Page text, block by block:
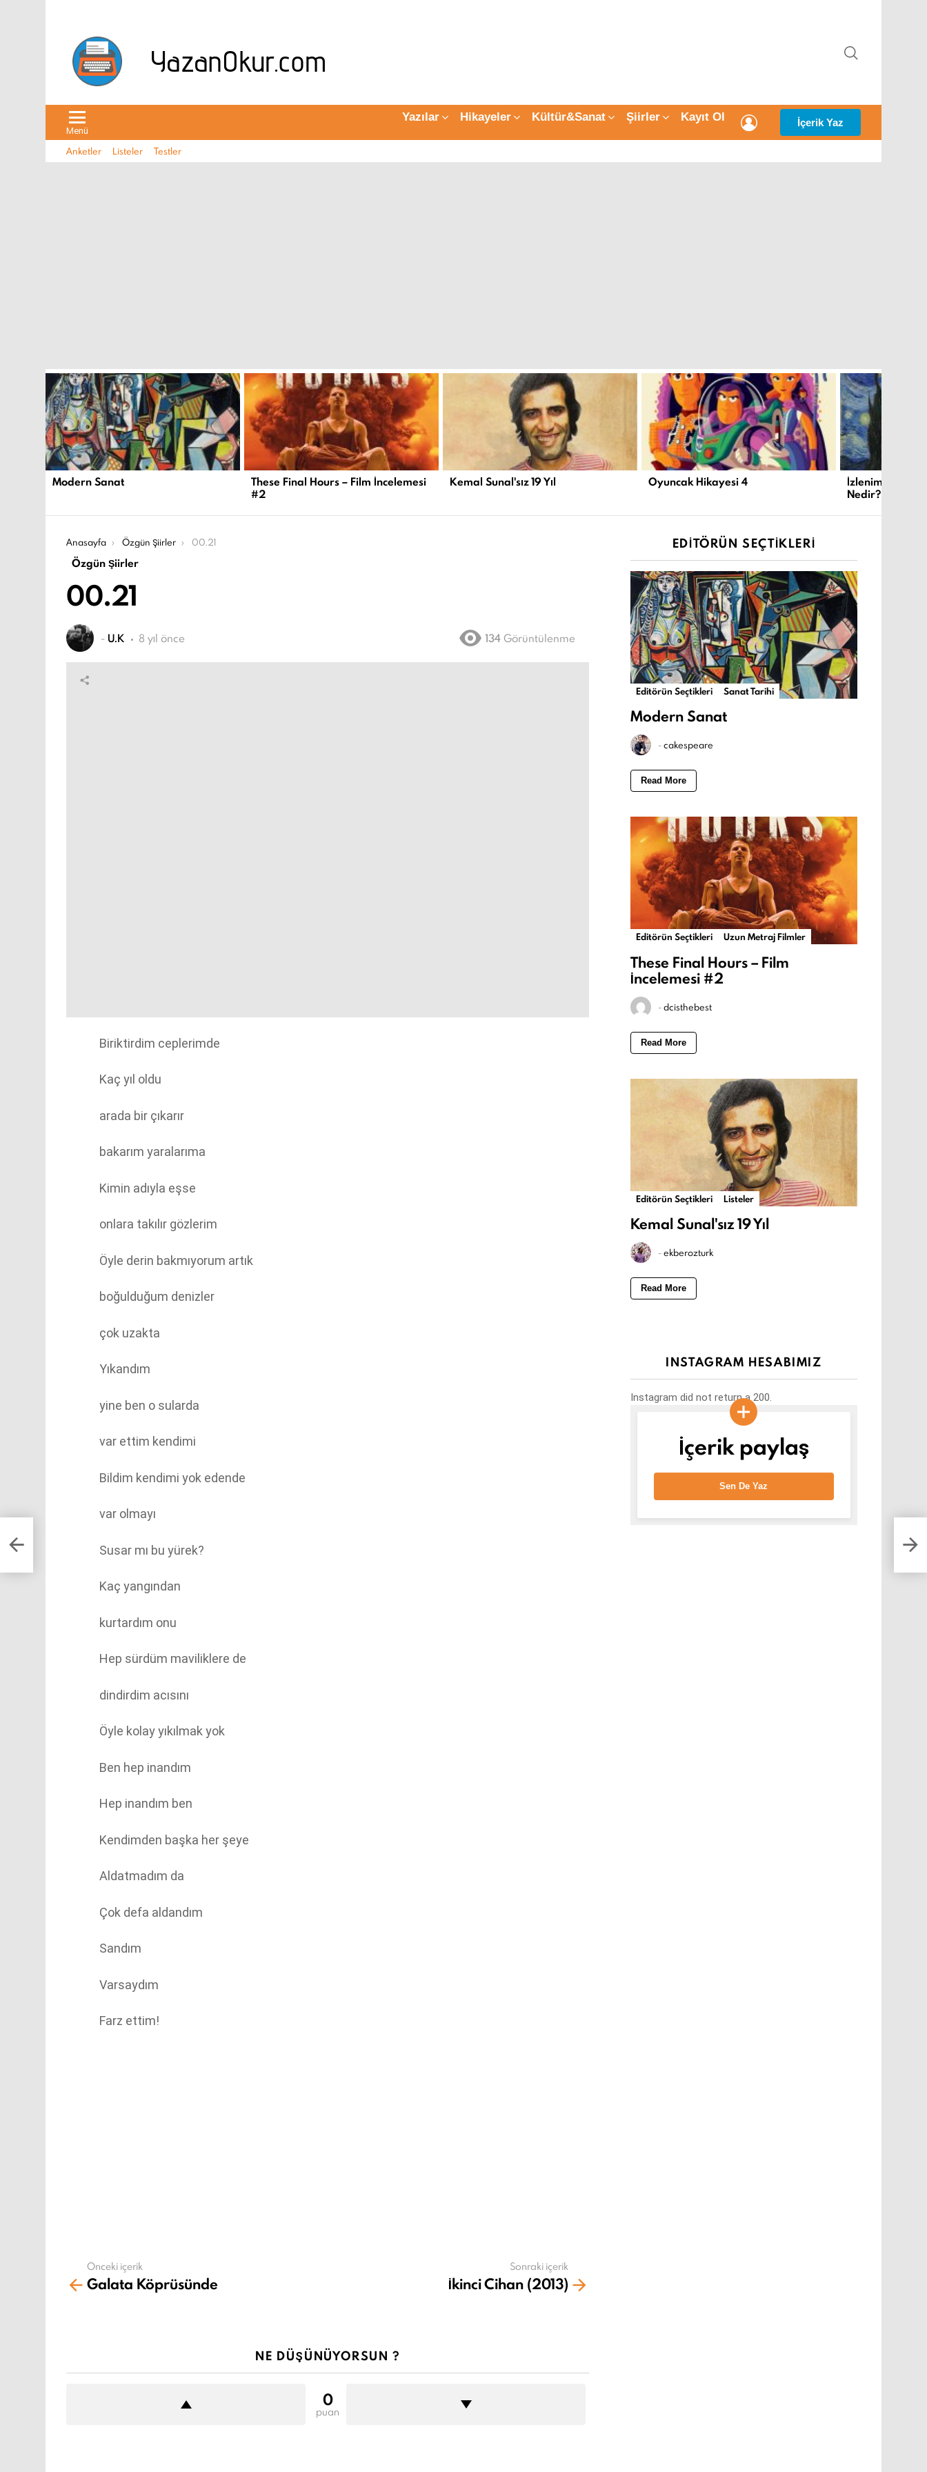
Menü
Yazılar Hikayeler Kültür&Sanat Şiirler Kayıt Ol İçerik Yaz
Anketler Listeler Testler
EN
YENI
İÇERIKLER
Modern Sanat
These Final Hours – Film İncelemesi
#2
Kemal Sunal'sız 19 Yıl Oyuncak Hikayesi 4
İzlenimcilik
Nedir?
Şu an buradasın:
Anasayfa Özgün Şiirler 00.21
Özgün Şiirler
00.21
- U.K 8 yıl önce 134 Görüntülenme
Biriktirdim ceplerimde
Kaç yıl oldu
arada bir çıkarır
bakarım yaralarıma
Kimin adıyla eşse
onlara takılır gözlerim
Öyle derin bakmıyorum artık
boğulduğum denizler
çok uzakta
Yıkandım
yine ben o sularda
var ettim kendimi
Bildim kendimi yok edende
var olmayı
Susar mı bu yürek?
Kaç yangından
kurtardım onu
Hep sürdüm maviliklere de
dindirdim acısını
Öyle kolay yıkılmak yok
Ben hep inandım
Hep inandım ben
Kendimden başka her şeye
Aldatmadım da
Çok defa aldandım
Sandım
Varsaydım
Farz ettim!
Daha
fazla
Önceki içerik
Galata Köprüsünde
Sonraki içerik
İkinci Cihan (2013)
NE DÜŞÜNÜYORSUN ?
0
puan
EDITÖRÜN SEÇTIKLERI
Editörün Seçtikleri Sanat Tarihi
Modern Sanat
-cakespeare
Read More
Editörün Seçtikleri Uzun Metraj Filmler
These Final Hours – Film
İncelemesi #2
-dcisthebest
Read More
Editörün Seçtikleri Listeler
Kemal Sunal'sız 19 Yıl
-ekberozturk
Read More
INSTAGRAM HESABIMIZ
Instagram did not return a 200.
İçerik paylaş
Sen De Yaz